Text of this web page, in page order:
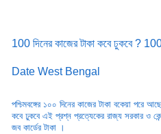
100 দিনের কাজের টাকা কবে ঢুকবে
Date West Bengal
পশ্চিমবঙ্গের ১০০ দিনের কাজের টাকা বকেয়া পরে
কবে ঢুকবে এই প্রশ্ন প্রত্যেকের রাজ্য সরকার ও
জব কার্ডের টাকা ।